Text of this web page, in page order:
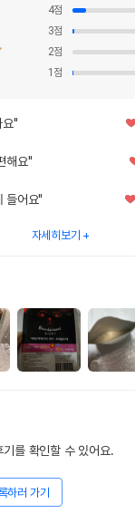
4점
3점
2점
1 점
요"
해요"
들어요"
자세히보기
를 확인할 수 있어요.
하러 가기